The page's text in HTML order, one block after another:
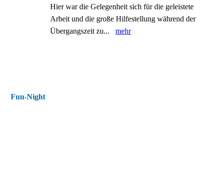
Hier war die Gelegenheit sich für die geleistete
Arbeit und die große Hilfestellung während der
Übergangszeit zu...mehr
Fun-Night